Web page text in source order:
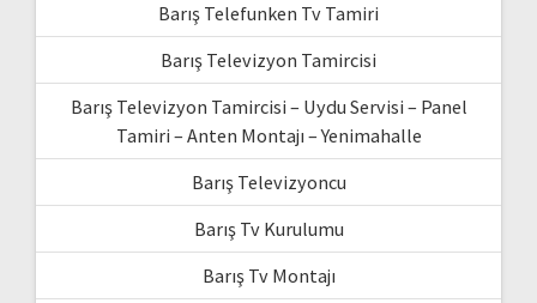
Barış Telefunken Tv Tamiri
Barış Televizyon Tamircisi
Barış Televizyon Tamircisi – Uydu Servisi – Panel
Tamiri – Anten Montajı – Yenimahalle
Barış Televizyoncu
Barış Tv Kurulumu
Barış Tv Montajı